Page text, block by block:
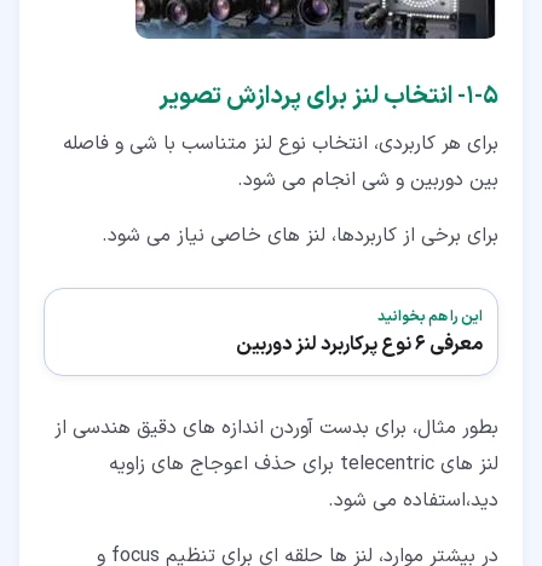
۵‏-‏۱‏- انتخاب لنز برای پردازش تصویر
برای هر کاربردی، انتخاب نوع لنز متناسب با شی و فاصله
بین دوربین و شی انجام می شود.
برای برخی از کاربردها، لنز های خاصی نیاز می شود.
این را هم بخوانید
معرفی 6 نوع پرکاربرد لنز دوربین
بطور مثال، برای بدست آوردن اندازه های دقیق هندسی از
لنز های telecentric برای حذف اعوجاج های زاویه
دید،استفاده می شود.
در بیشتر موارد، لنز ها حلقه ای برای تنظیم focus و